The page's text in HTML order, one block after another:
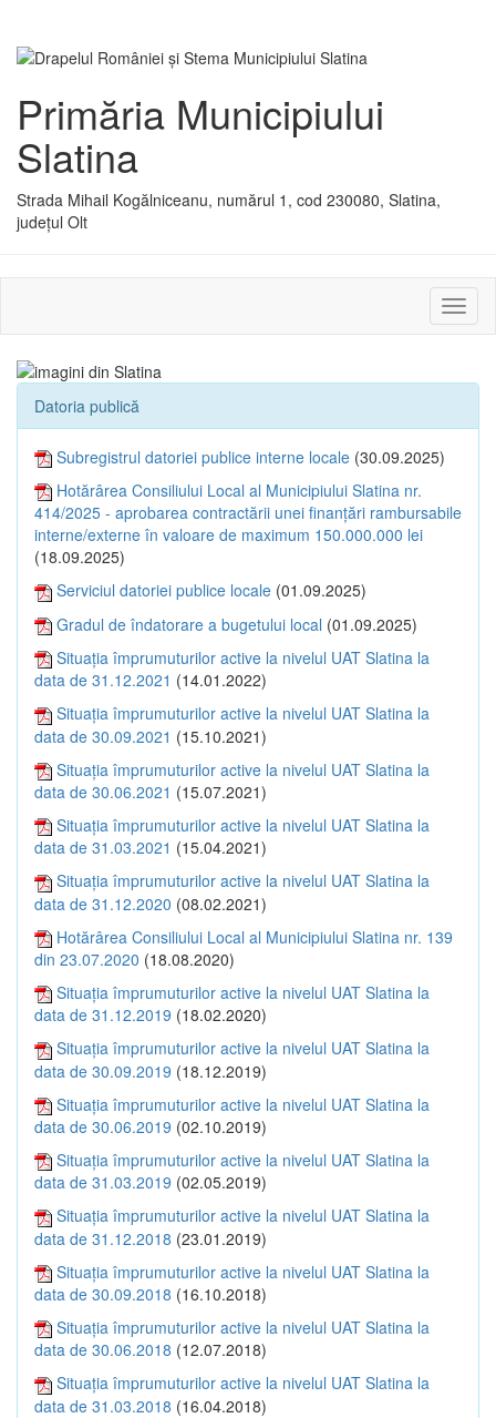
Primăria Municipiului
Slatina
Strada Mihail Kogălniceanu, numărul 1, cod 230080, Slatina,
județul Olt
sau
Datoria publică
Subregistrul datoriei publice interne locale (30.09.2025)
Hotărârea Consiliului Local al Municipiului Slatina nr.
414/2025 - aprobarea contractării unei finanțări rambursabile
interne/externe în valoare de maximum 150.000.000 lei
(18.09.2025)
Serviciul datoriei publice locale (01.09.2025)
Gradul de îndatorare a bugetului local (01.09.2025)
Situația împrumuturilor active la nivelul UAT Slatina la
data de 31.12.2021 (14.01.2022)
Situația împrumuturilor active la nivelul UAT Slatina la
data de 30.09.2021 (15.10.2021)
Situația împrumuturilor active la nivelul UAT Slatina la
data de 30.06.2021 (15.07.2021)
Situația împrumuturilor active la nivelul UAT Slatina la
data de 31.03.2021 (15.04.2021)
Situația împrumuturilor active la nivelul UAT Slatina la
data de 31.12.2020 (08.02.2021)
Hotărârea Consiliului Local al Municipiului Slatina nr. 139
din 23.07.2020 (18.08.2020)
Situația împrumuturilor active la nivelul UAT Slatina la
data de 31.12.2019 (18.02.2020)
Situația împrumuturilor active la nivelul UAT Slatina la
data de 30.09.2019 (18.12.2019)
Situația împrumuturilor active la nivelul UAT Slatina la
data de 30.06.2019 (02.10.2019)
Situația împrumuturilor active la nivelul UAT Slatina la
data de 31.03.2019 (02.05.2019)
Situația împrumuturilor active la nivelul UAT Slatina la
data de 31.12.2018 (23.01.2019)
Situația împrumuturilor active la nivelul UAT Slatina la
data de 30.09.2018 (16.10.2018)
Situația împrumuturilor active la nivelul UAT Slatina la
data de 30.06.2018 (12.07.2018)
Situația împrumuturilor active la nivelul UAT Slatina la
data de 31.03.2018 (16.04.2018)